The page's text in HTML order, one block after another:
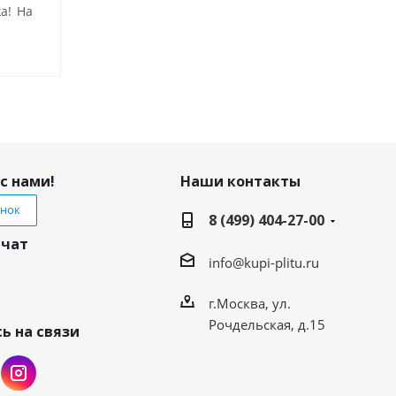
На
нами!
на связи
Наши контакты
8 (499) 404-27-00
info@kupi-plitu.ru
г.Москва, ул.
Рочдельская, д.15